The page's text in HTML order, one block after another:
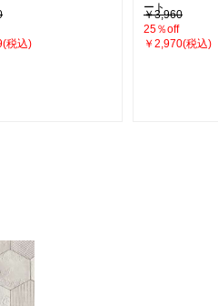
税込)
ート
￥3,960
25％off
￥2,970(税込)